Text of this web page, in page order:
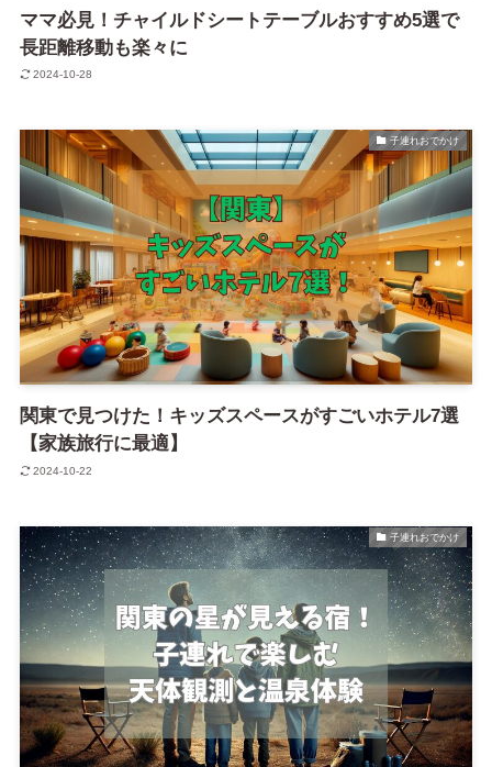
ママ必見！チャイルドシートテーブルおすすめ5選で
長距離移動も楽々に
2024-10-28
子連れおでかけ
関東で見つけた！キッズスペースがすごいホテル7選
【家族旅行に最適】
2024-10-22
子連れおでかけ